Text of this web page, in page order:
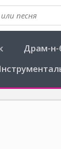
Драм-н-